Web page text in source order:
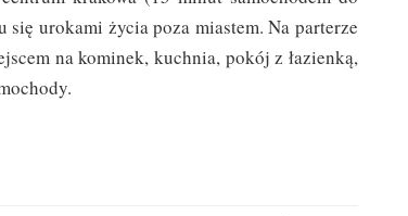
urokami życia poza miastem. Na parterze
na kominek, kuchnia, pokój z łazienką,